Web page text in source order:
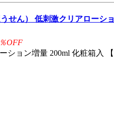
せん） 低刺激クリアローシ
OFF
ション増量 200ml 化粧箱入